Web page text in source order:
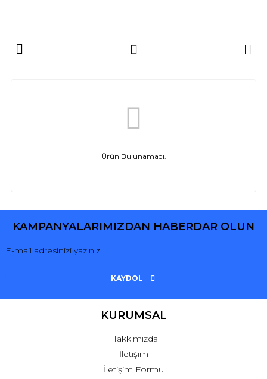
Ürün Bulunamadı.
KAMPANYALARIMIZDAN HABERDAR OLUN
KAYDOL
KURUMSAL
Hakkımızda
İletişim
İletişim Formu